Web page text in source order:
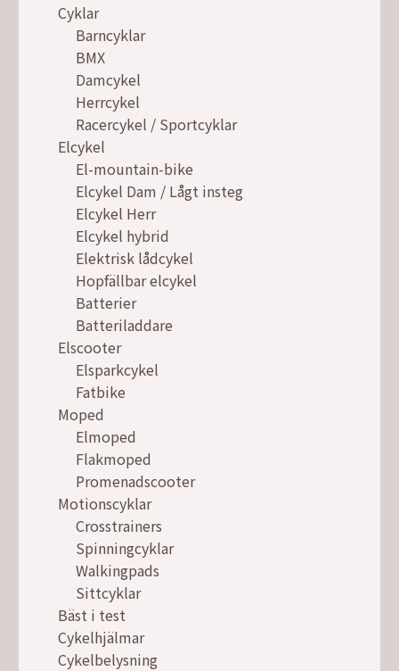
Cyklar
Barncyklar
BMX
Damcykel
Herrcykel
Racercykel / Sportcyklar
Elcykel
El-mountain-bike
Elcykel Dam / Lågt insteg
Elcykel Herr
Elcykel hybrid
Elektrisk lådcykel
Hopfällbar elcykel
Batterier
Batteriladdare
Elscooter
Elsparkcykel
Fatbike
Moped
Elmoped
Flakmoped
Promenadscooter
Motionscyklar
Crosstrainers
Spinningcyklar
Walkingpads
Sittcyklar
Bäst i test
Cykelhjälmar
Cykelbelysning